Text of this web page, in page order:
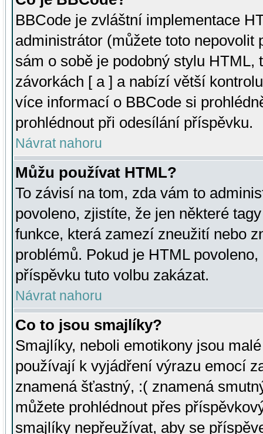
BBCode je zvláštní implementace
administrátor (můžete toto
sám o sobě je podobný stylu HTML,
závorkách [ a ] a nabízí větší
více informací o BBCode si
prohlédnout při odesílání příspěvku.
Návrat nahoru
Můžu používat HTML?
To závisí na tom, zda vám to
povoleno, zjistíte, že jen některé
funkce, která zamezí zneužití nebo
problémů. Pokud je HTML
příspěvku tuto volbu zakázat.
Návrat nahoru
Co to jsou smajlíky?
Smajlíky, neboli emotikony jsou
používají k vyjádření výrazu emocí
znamená šťastný, :( znamená
můžete prohlédnout přes
smajlíky nepřeužívat, aby se